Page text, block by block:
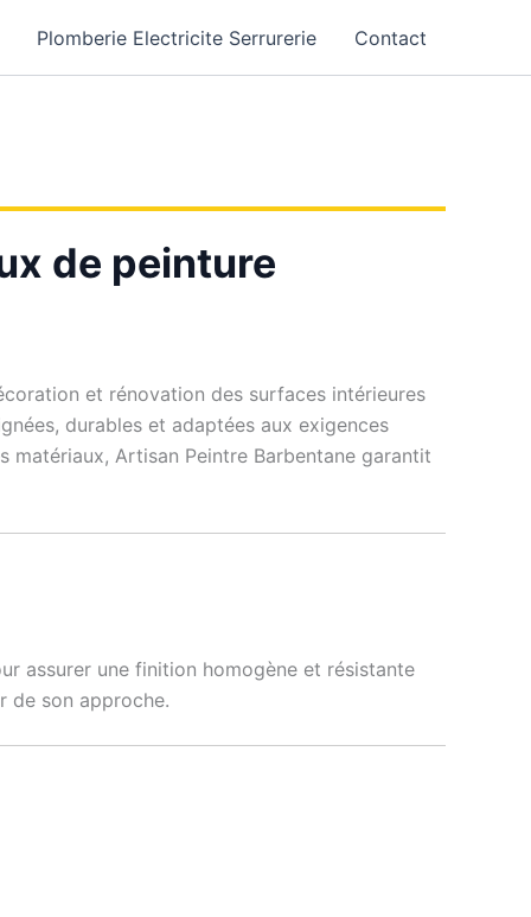
Plomberie Electricite Serrurerie Contact
de peinture
et rénovation des surfaces intérieures
durables et adaptées aux exigences
matériaux, Artisan Peintre Barbentane garantit
assurer une finition homogène et résistante
de son approche.